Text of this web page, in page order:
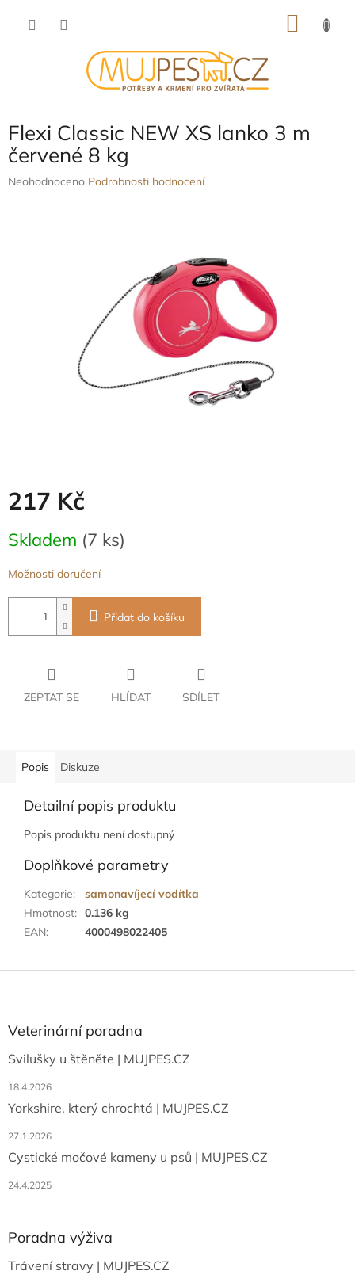
Flexi Classic NEW XS lanko 3 m
červené 8 kg
Průměrné
Neohodnoceno Podrobnosti hodnocení
217 Kč
cena:
Skladem (7 ks)
Možnosti doručení
Přidat do košíku
ZEPTAT SE HLÍDAT SDÍLET
Popis Diskuze
Detailní popis produktu
Popis produktu není dostupný
Doplňkové parametry
Kategorie:
samonavíjecí vodítka
Hmotnost: 0.136 kg
EAN: 4000498022405
aVeterinární poradna
Svilušky u štěněte | MUJPES.CZ
18.4.2026
Yorkshire, který chrochtá | MUJPES.CZ
27.1.2026
Cystické močové kameny u psů | MUJPES.CZ
24.4.2025
Poradna výživa
Trávení stravy | MUJPES.CZ